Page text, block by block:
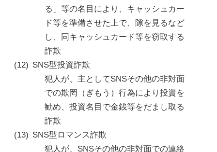
る」等の名目により、キャッシュカー
ド等を準備させた上で、隙を見るなど
し、同キャッシュカード等を窃取する
詐欺
SNS型投資詐欺
犯人が、主としてSNSその他の非対面
での欺罔（ぎもう）行為により投資を
勧め、投資名目で金銭等をだまし取る
詐欺
SNS型ロマンス詐欺
犯人が、SNSその他の非対面での連絡